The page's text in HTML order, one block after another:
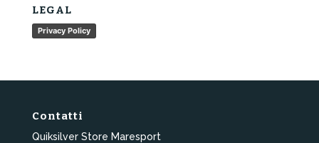
LEGAL
Privacy Policy
Contatti
Quiksilver Store Maresport